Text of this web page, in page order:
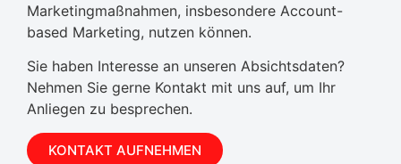
Marketingmaßnahmen, insbesondere Account-
based Marketing, nutzen können.
Sie haben Interesse an unseren Absichtsdaten?
Nehmen Sie gerne Kontakt mit uns auf, um Ihr
Anliegen zu besprechen.
KONTAKT AUFNEHMEN